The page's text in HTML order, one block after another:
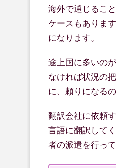
海外で通じるこ
ケースもありま
になります。
途上国に多いの
なければ状況の
に、頼りになる
翻訳会社に依頼
言語に翻訳して
者の派遣を行っ